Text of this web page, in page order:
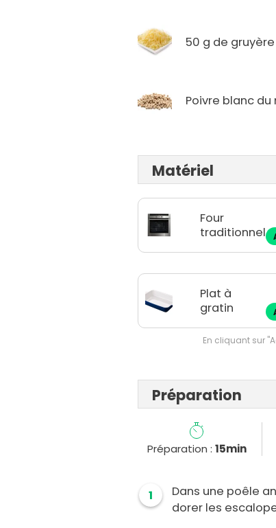
50 g de
Poivre blanc du
Matériel
Four
traditionnel
Plat à
gratin
En cliquant sur
Préparation
Préparation : 15min
1
Dans une poêle
dorer les